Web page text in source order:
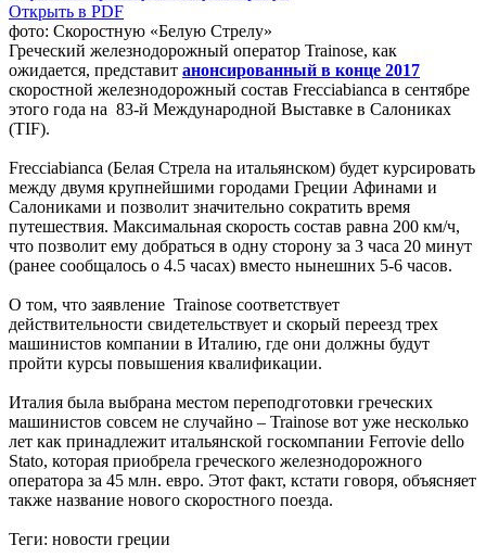
Открыть в PDF
фото: Скоростную «Белую Стрелу»
Греческий железнодорожный оператор Trainose, как
ожидается, представит анонсированный в конце 2017
скоростной железнодорожный состав Frecciabianca в сентябре
этого года на 83-й Международной Выставке в Салониках
(TIF).
Frecciabianca (Белая Стрела на итальянском) будет курсировать
между двумя крупнейшими городами Греции Афинами и
Салониками и позволит значительно сократить время
путешествия. Максимальная скорость состав равна 200 км/ч,
что позволит ему добраться в одну сторону за 3 часа 20 минут
(ранее сообщалось о 4.5 часах) вместо нынешних 5-6 часов.
О том, что заявление Trainose соответствует
действительности свидетельствует и скорый переезд трех
машинистов компании в Италию, где они должны будут
пройти курсы повышения квалификации.
Италия была выбрана местом переподготовки греческих
машинистов совсем не случайно – Trainose вот уже несколько
лет как принадлежит итальянской госкомпании Ferrovie dello
Stato, которая приобрела греческого железнодорожного
оператора за 45 млн. евро. Этот факт, кстати говоря, объясняет
также название нового скоростного поезда.
Теги: новости греции